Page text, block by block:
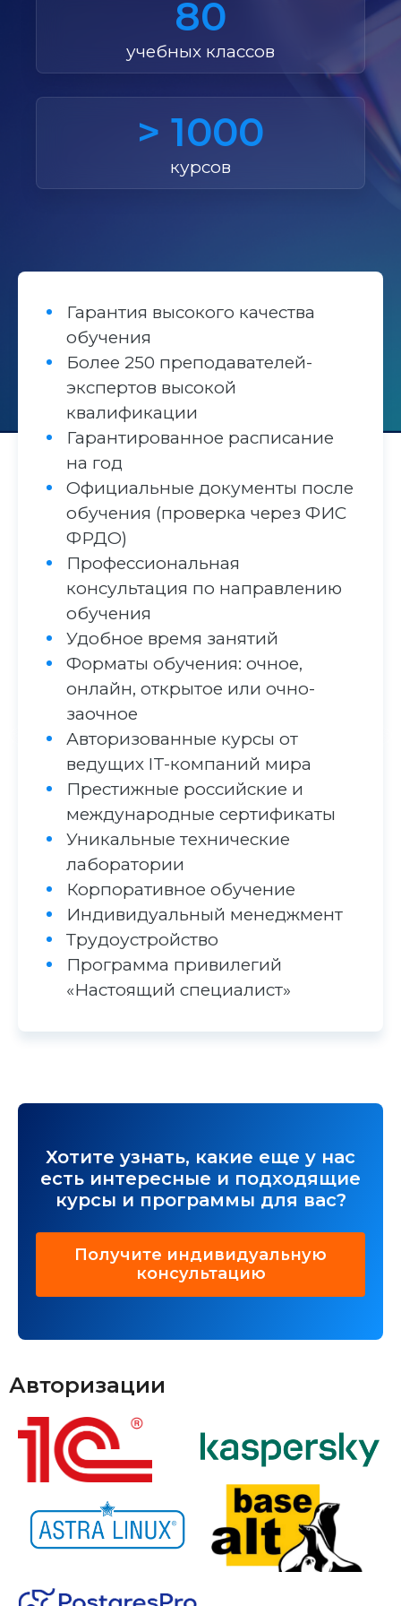
80
учебных классов
> 1000
курсов
Гарантия высокого качества
обучения
Более 250 преподавателей-
экспертов высокой
квалификации
Гарантированное расписание
на год
Официальные документы после
обучения (проверка через ФИС
ФРДО)
Профессиональная
консультация по направлению
обучения
Удобное время занятий
Форматы обучения: очное,
онлайн, открытое или очно-
заочное
Авторизованные курсы от
ведущих IT-компаний мира
Престижные российские и
международные сертификаты
Уникальные технические
лаборатории
Корпоративное обучение
Индивидуальный менеджмент
Трудоустройство
Программа привилегий
«Настоящий специалист»
Хотите узнать, какие еще у нас
есть интересные и подходящие
курсы и программы для вас?
Получите индивидуальную
консультацию
Авторизации